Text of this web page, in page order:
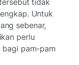
Untuk
sebenar,
perlu
bagi pam-pam